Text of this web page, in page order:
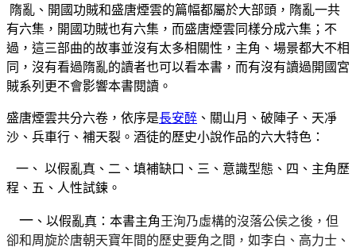
隋亂、開國功賊和盛唐煙雲的篇幅都屬於大部頭，隋亂一共
有六集，開國功賊也有六集，而盛唐煙雲同樣分成六集；不
過，這三部曲的故事並沒有太多相關性，主角、場景都大不相
同，沒有看過隋亂的讀者也可以看本書，而有沒有讀過開國宮
賊系列更不會影響本書閱讀。
盛唐煙雲共分六卷，依序是長安醉 、關山月、破陣子、天凈
沙、兵車行、補天裂。酒徒的歷史小說作品的六大特色：
一、 以假亂真、二、填補缺口、三、意識型態、四、主角歷
程、五、人性試鍊。
一 、以假亂真：本書主角 王洵乃虛構的沒落公侯之後，但
卻和周旋於唐朝天寶年間的歷史要角之間，如李白、高力士、